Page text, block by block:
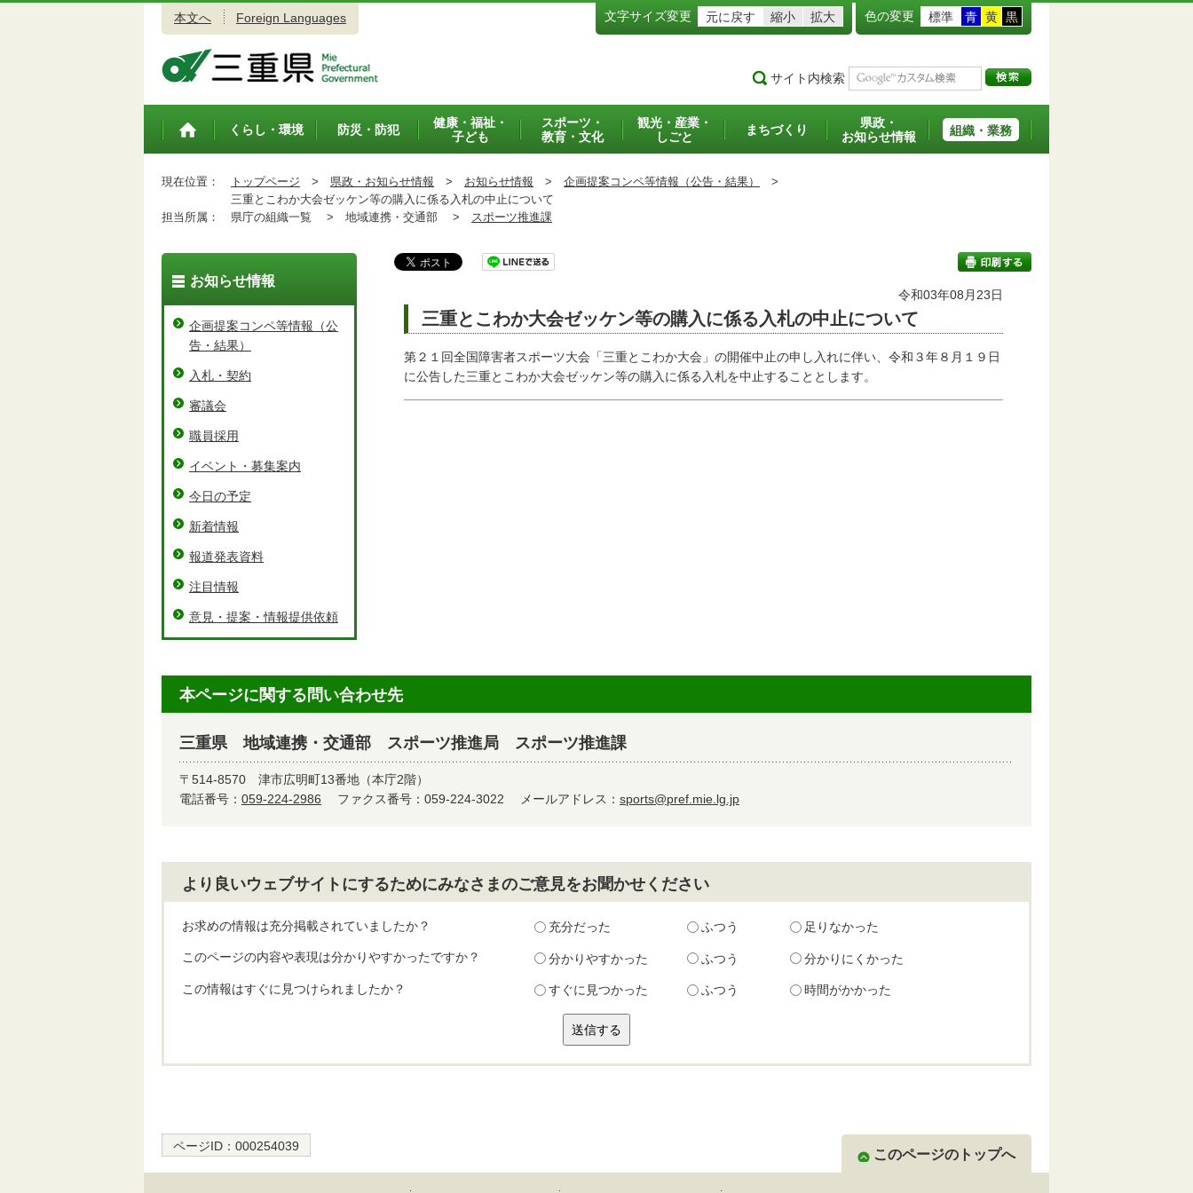
本文へ Foreign Languages 文字サイズ変更 元に戻す 縮小 拡大 色の変更 標準 青 黄 黒
サイト内検索
トップペ
くらし・環境 防災・防犯
健康・福祉・
子ども
スポーツ・
教育・文化
観光・産業・
しごと
まちづくり
県政・
お知らせ情報
組織・業務
現在位置： トップページ > 県政・お知らせ情報 > お知らせ情報 > 企画提案コンペ等情報（公告・結果）
>
三重とこわか大会ゼッケン等の購入に係る入札の中止について
担当所属：
県庁の組織一覧 > 地域連携・交通部 > スポーツ推進課
印刷する
令和03年08月23日
三重とこわか大会ゼッケン等の購入に係る入札の中止について
第２１回全国障害者スポーツ大会「三重とこわか大会」の開催中止の申し入れに伴い、令和３年８月１９日
に公告した三重とこわか大会ゼッケン等の購入に係る入札を中止することとします。
お知らせ情報
企画提案コンペ等情報（公
告・結果）
入札・契約
審議会
職員採用
イベント・募集案内
今日の予定
新着情報
報道発表資料
注目情報
意見・提案・情報提供依頼
本ページに関する問い合わせ先
三重県 地域連携・交通部 スポーツ推進局 スポーツ推進課
〒514-8570 津市広明町13番地（本庁2階）
電話番号： 059-224-2986 ファクス番号：059-224-3022 メールアドレス： sports@pref.mie.lg.jp
より良いウェブサイトにするためにみなさまのご意見をお聞かせください
お求めの情報は充分掲載されていましたか？ 充分だった ふつう 足りなかった
このページの内容や表現は分かりやすかったですか？ 分かりやすかった ふつう 分かりにくかった
この情報はすぐに見つけられましたか？ すぐに見つかった ふつう 時間がかかった
ページID： 000254039
このページのトップへ